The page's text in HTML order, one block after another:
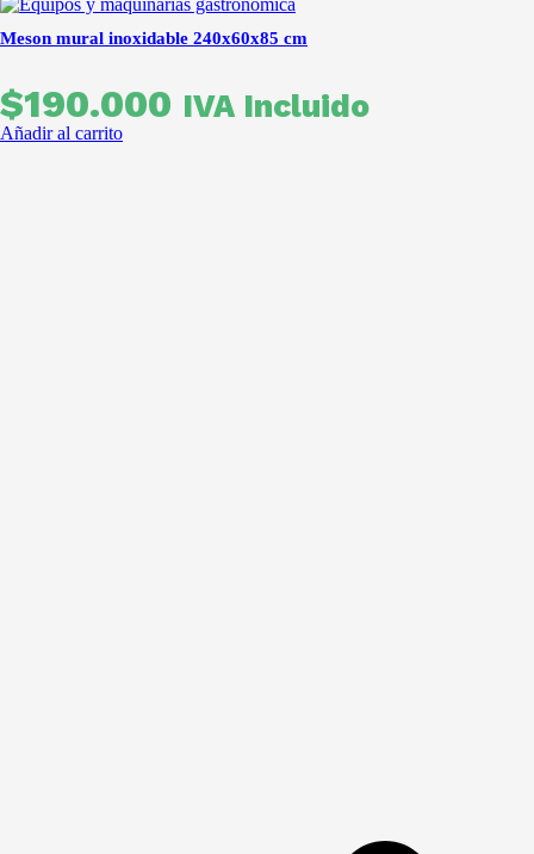
Meson mural inoxidable 240x60x85 cm
$190.000 IVA Incluido
Añadir al carrito